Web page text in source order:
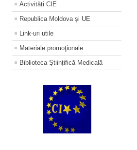
Activități CIE
Republica Moldova și UE
Link-uri utile
Materiale promoţionale
Biblioteca Științifică Medicală